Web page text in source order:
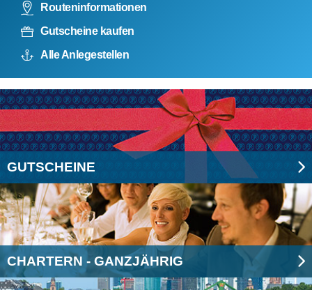
Routeninformationen
Gutscheine kaufen
Alle Anlegestellen
GUTSCHEINE
CHARTERN - GANZJÄHRIG